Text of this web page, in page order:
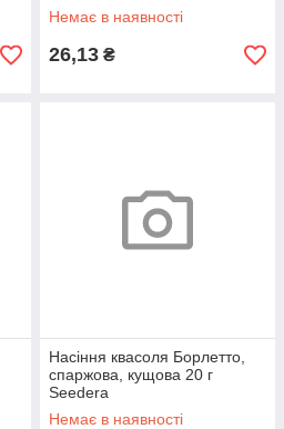
Немає в наявності
26,13 ₴
Насіння квасоля Борлетто,
спаржова, кущова 20 г
Seedera
Немає в наявності